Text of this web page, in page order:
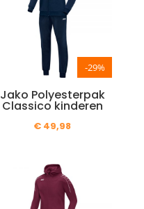
-29%
Jako Polyesterpak
Classico kinderen
€ 49,98